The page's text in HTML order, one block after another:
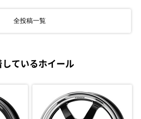
全投稿一覧
ているホイール